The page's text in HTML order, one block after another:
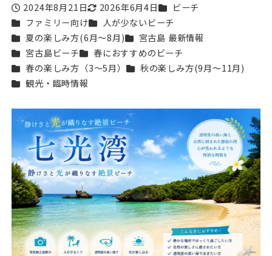
投稿日
2024年8月21日
更新日
2026年6月4日カテゴリー
ビーチ
カテゴリー
ファミリー向けカテゴリー
人が少ないビーチ
カテゴリー
夏の楽しみ方(6月〜8月)カテゴリー
宮古島 最新情報
カテゴリー
宮古島ビーチカテゴリー
春におすすめのビーチ
カテゴリー
春の楽しみ方（3〜5月） カテゴリー
秋の楽しみ方(9月〜11月)
カテゴリー
観光・臨時情報